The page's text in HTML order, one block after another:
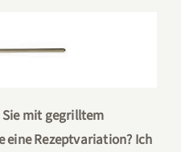
mit gegrilltem
eine Rezeptvariation? Ich